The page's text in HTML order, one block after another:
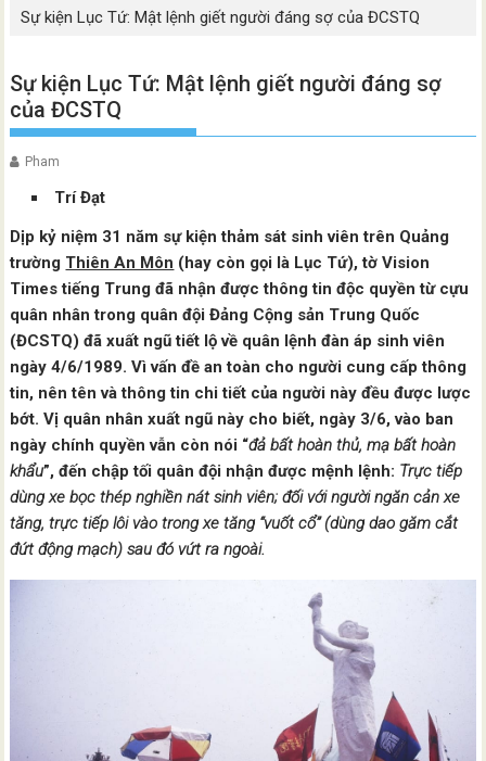
Sự kiện Lục Tứ: Mật lệnh giết người đáng sợ của ĐCSTQ
Sự kiện Lục Tứ: Mật lệnh giết người đáng sợ
của ĐCSTQ
Pham
Trí Đạt
Dịp kỷ niệm 31 năm sự kiện thảm sát sinh viên trên Quảng
trường Thiên An Môn (hay còn gọi là Lục Tứ), tờ Vision
Times tiếng Trung đã nhận được thông tin độc quyền từ cựu
quân nhân trong quân đội Đảng Cộng sản Trung Quốc
(ĐCSTQ) đã xuất ngũ tiết lộ về quân lệnh đàn áp sinh viên
ngày 4/6/1989. Vì vấn đề an toàn cho người cung cấp thông
tin, nên tên và thông tin chi tiết của người này đều được lược
bớt. Vị quân nhân xuất ngũ này cho biết, ngày 3/6, vào ban
ngày chính quyền vẫn còn nói “đả bất hoàn thủ, mạ bất hoàn
khẩu”, đến chập tối quân đội nhận được mệnh lệnh: Trực tiếp
dùng xe bọc thép nghiền nát sinh viên; đối với người ngăn cản xe
tăng, trực tiếp lôi vào trong xe tăng “vuốt cổ” (dùng dao găm cắt
đứt động mạch) sau đó vứt ra ngoài.